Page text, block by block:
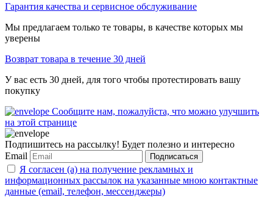
Гарантия качества и сервисное обслуживание
Мы предлагаем только те товары, в качестве которых мы
уверены
Возврат товара в течение 30 дней
У вас есть 30 дней, для того чтобы протестировать вашу
покупку
Сообщите нам, пожалуйста, что можно улучшить
на этой странице
Подпишитесь на рассылку! Будет полезно и интересно
Email
Подписаться
Я согласен (а) на получение рекламных и
информационных рассылок на указанные мною контактные
данные (email, телефон, мессенджеры)